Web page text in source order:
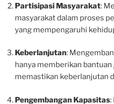
Partisipasi Masyarakat:
masyarakat dalam proses
yang mempengaruhi
Keberlanjutan:
hanya memberikan
memastikan keberlanjutan
Pengembangan Kapasitas: